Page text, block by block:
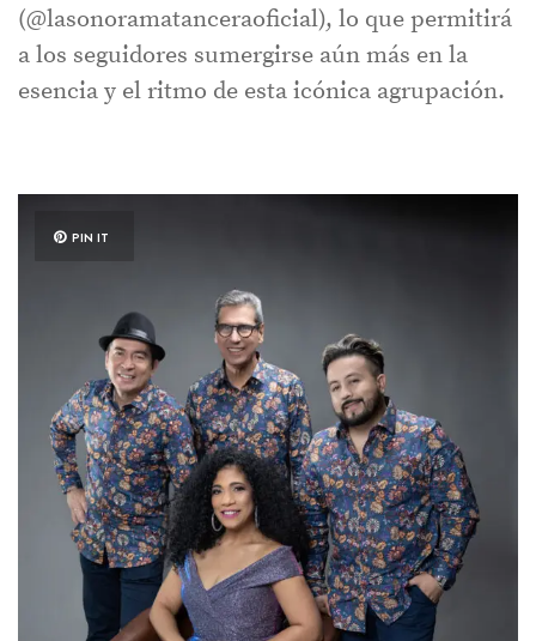
(@lasonoramatanceraoficial), lo que permitirá
a los seguidores sumergirse aún más en la
esencia y el ritmo de esta icónica agrupación.
PIN IT